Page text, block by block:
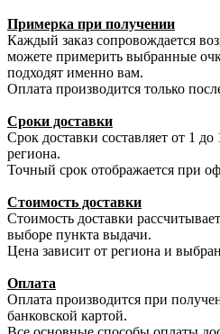
Примерка при получении
Каждый заказ сопровождается
можете примерить выбранные
подходят именно вам.
Оплата производится только
Сроки доставки
Срок доставки составляет от 1
региона.
Точный срок отображается при
Стоимость доставки
Стоимость доставки
выборе пункта выдачи.
Цена зависит от региона и
Оплата
Оплата производится при
банковской картой.